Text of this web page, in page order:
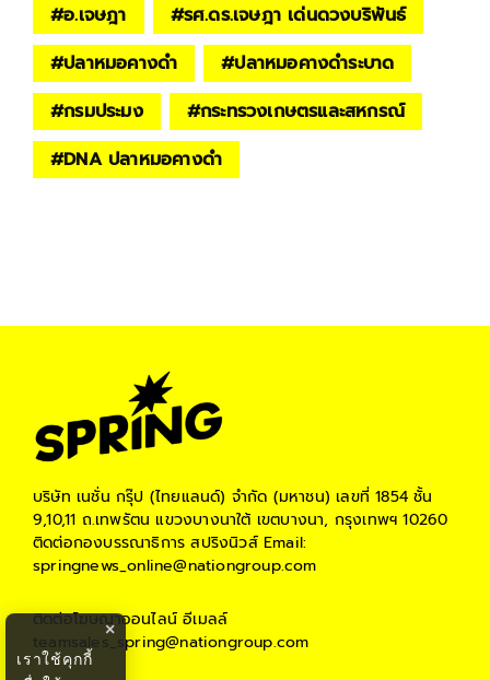
#อ.เจษฎา #รศ.ดร.เจษฎา เด่นดวงบริพันธ์
#ปลาหมอคางดำ #ปลาหมอคางดำระบาด
#กรมประมง #กระทรวงเกษตรและสหกรณ์
#DNA ปลาหมอคางดำ
บริษัท เนชั่น กรุ๊ป (ไทยแลนด์) จำกัด (มหาชน) เลขที่ 1854 ชั้น
9,10,11 ถ.เทพรัตน แขวงบางนาใต้ เขตบางนา, กรุงเทพฯ 10260
ติดต่อกองบรรณาธิการ สปริงนิวส์Email:
springnews_online@nationgroup.com
ติดต่อโฆษณาออนไลน์ อีเมลล์
teamsales_spring@nationgroup.com
×
เราใช้คุกกี้